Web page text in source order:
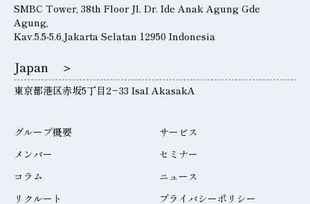
SMBC Tower, 38th Floor Jl. Dr. Ide Anak Agung Gde
Agung,
Kav.5.5-5.6,Jakarta Selatan 12950 Indonesia
Japan ＞
東京都港区赤坂5丁目2−33 IsaI AkasakA
グループ概要
サービス
メンバー
セミナー
コラム
ニュース
リクルート
プライバシーポリシー